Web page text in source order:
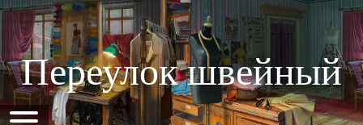
Переулок швейный